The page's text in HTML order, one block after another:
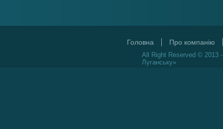
Головна Про компанію
All Right Reserved © 2013
Луганську»